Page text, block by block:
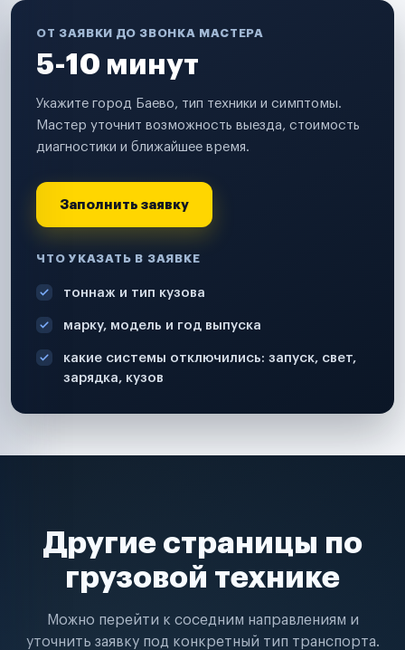
ОТ ЗАЯВКИ ДО ЗВОНКА МАСТЕРА
5-10 минут
Укажите город Баево, тип техники и симптомы.
Мастер уточнит возможность выезда, стоимость
диагностики и ближайшее время.
Заполнить заявку
ЧТО УКАЗАТЬ В ЗАЯВКЕ
тоннаж и тип кузова
марку, модель и год выпуска
какие системы отключились: запуск, свет,
зарядка, кузов
Другие страницы по
грузовой технике
Можно перейти к соседним направлениям и
уточнить заявку под конкретный тип транспорта.